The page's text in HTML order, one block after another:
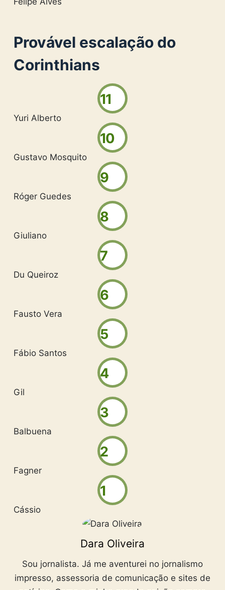
Provável escalação do
Corinthians
11
Yuri Alberto
10
Gustavo Mosquito
9
Róger Guedes
8
Giuliano
7
Du Queiroz
6
Fausto Vera
5
Fábio Santos
4
Gil
3
Balbuena
2
Fagner
1
Cássio
Dara Oliveira
Sou jornalista. Já me aventurei no jornalismo
impresso, assessoria de comunicação e sites de